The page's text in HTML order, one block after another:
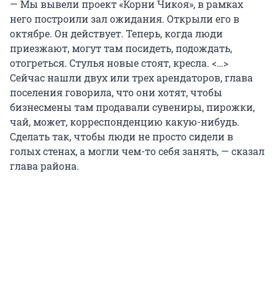
— Мы вывели проект «Корни Чикоя», в рамках
него построили зал ожидания. Открыли его в
октябре. Он действует. Теперь, когда люди
приезжают, могут там посидеть, подождать,
отогреться. Стулья новые стоят, кресла. <…>
Сейчас нашли двух или трех арендаторов, глава
поселения говорила, что они хотят, чтобы
бизнесмены там продавали сувениры, пирожки,
чай, может, корреспонденцию какую-нибудь.
Сделать так, чтобы люди не просто сидели в
голых стенах, а могли чем-то себя занять, — сказал
глава района.